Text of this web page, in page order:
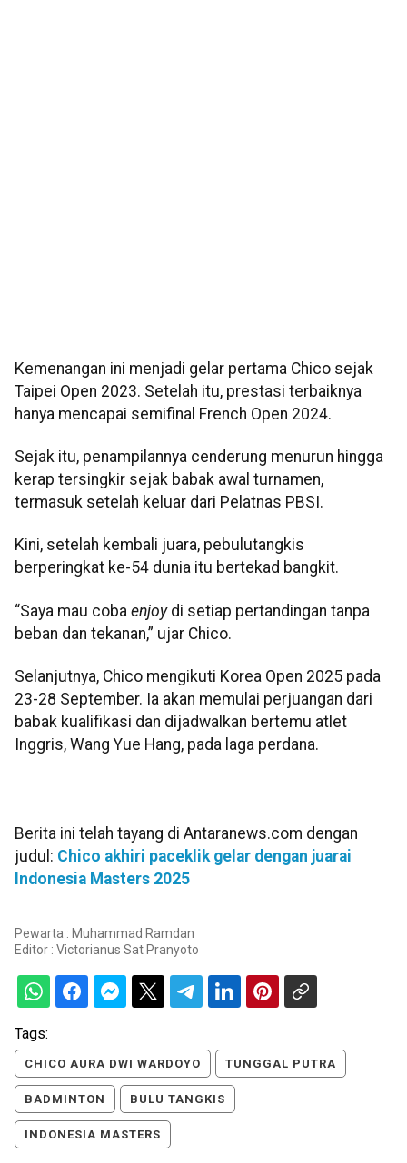
Kemenangan ini menjadi gelar pertama Chico sejak
Taipei Open 2023. Setelah itu, prestasi terbaiknya
hanya mencapai semifinal French Open 2024.
Sejak itu, penampilannya cenderung menurun hingga
kerap tersingkir sejak babak awal turnamen,
termasuk setelah keluar dari Pelatnas PBSI.
Kini, setelah kembali juara, pebulutangkis
berperingkat ke-54 dunia itu bertekad bangkit.
“Saya mau coba enjoydi setiap pertandingan tanpa
beban dan tekanan,” ujar Chico.
Selanjutnya, Chico mengikuti Korea Open 2025 pada
23-28 September. Ia akan memulai perjuangan dari
babak kualifikasi dan dijadwalkan bertemu atlet
Inggris, Wang Yue Hang, pada laga perdana.
Berita ini telah tayang di Antaranews.com dengan
judul: Chico akhiri paceklik gelar dengan juarai
Indonesia Masters 2025
Pewarta : Muhammad Ramdan
Editor : Victorianus Sat Pranyoto
Tags:
CHICO AURA DWI WARDOYO TUNGGAL PUTRA
BADMINTON BULU TANGKIS
INDONESIA MASTERS